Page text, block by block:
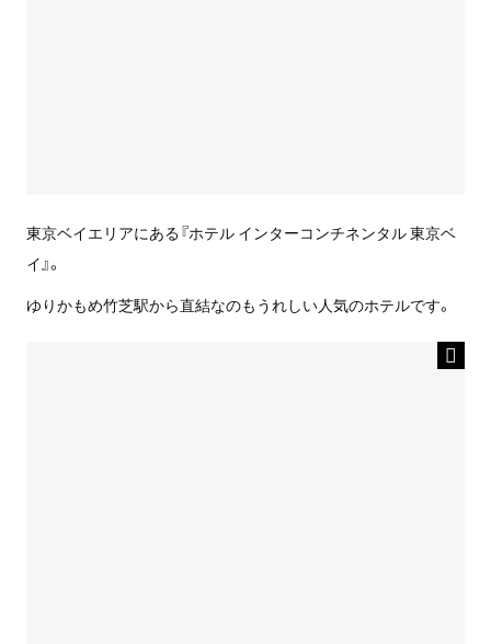
東京ベイエリアにある『ホテル インターコンチネンタル 東京ベ
イ』。
ゆりかもめ竹芝駅から直結なのもうれしい人気のホテルです。